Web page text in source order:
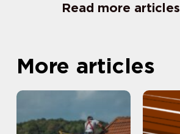
Read more
More articles